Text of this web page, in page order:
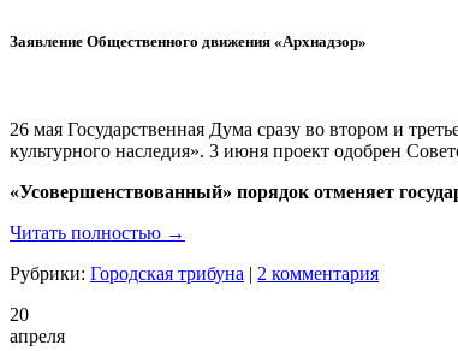
Заявление Общественного движения «Архнадзор»
26 мая Государственная Дума сразу во втором и
культурного наследия». 3 июня проект одобрен
«Усовершенствованный» порядок отменяет
Читать полностью →
Рубрики: Городская трибуна | 2 комментария
20
апреля